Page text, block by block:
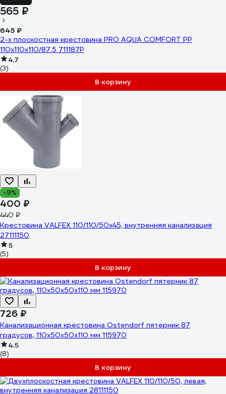
565 ₽
645 ₽
2-х плоскостная крестовина PRO AQUA COMFORT PP
110x110x110/87.5 711187P
4.7
(3)
В корзину
-9%
400 ₽
440 ₽
Крестовина VALFEX 110/110/50x45, внутренняя канализация
27111150
5
(5)
В корзину
726 ₽
Канализационная крестовина Ostendorf пятерник 87
градусов, 110х50х50х110 мм 115970
4.5
(8)
В корзину